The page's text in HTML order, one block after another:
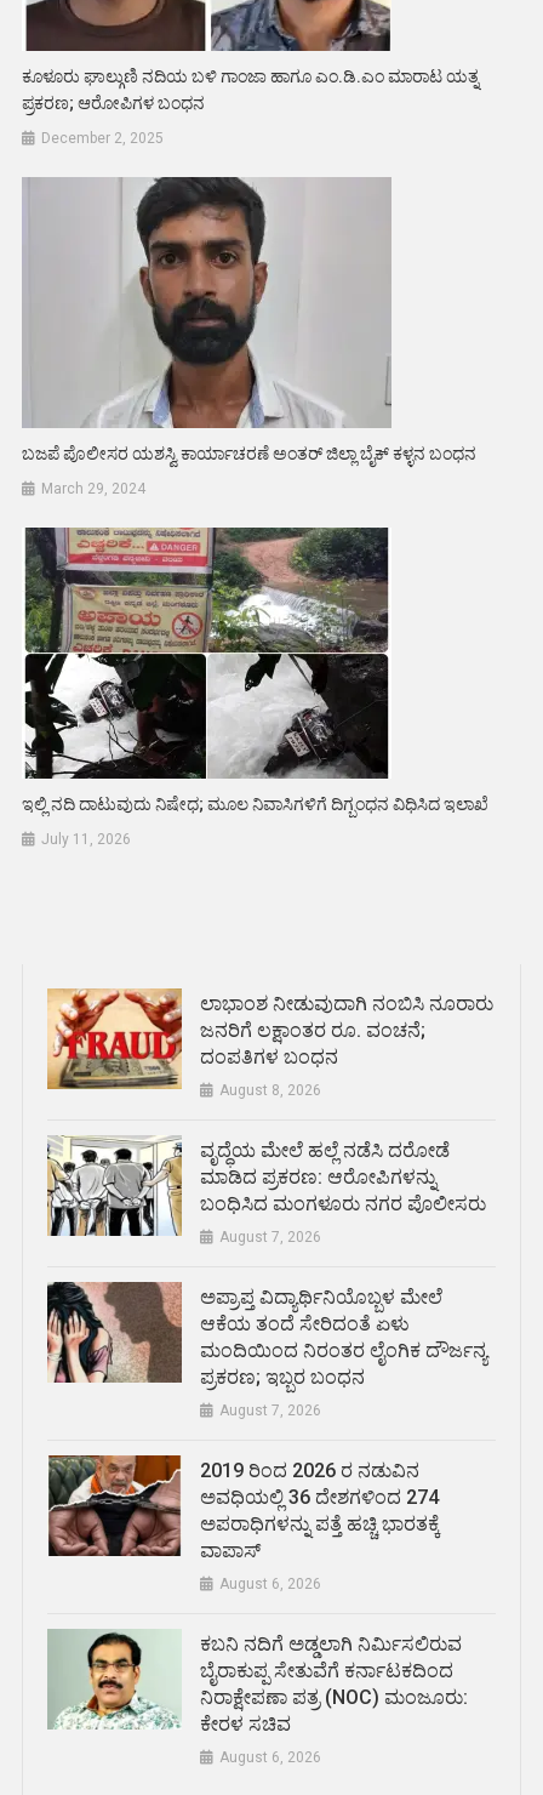
ಕೂಳೂರು ಘಾಲ್ಗುಣಿ ನದಿಯ ಬಳಿ ಗಾಂಜಾ ಹಾಗೂ ಎಂ.ಡಿ.ಎಂ ಮಾರಾಟ ಯತ್ನ
ಪ್ರಕರಣ; ಆರೋಪಿಗಳ ಬಂಧನ
December 2, 2025
ಬಜಪೆ ಪೊಲೀಸರ ಯಶಸ್ವಿ ಕಾರ್ಯಾಚರಣೆ ಅಂತರ್ ಜಿಲ್ಲಾ ಬೈಕ್ ಕಳ್ಳನ ಬಂಧನ
March 29, 2024
ಇಲ್ಲಿ ನದಿ ದಾಟುವುದು ನಿಷೇಧ; ಮೂಲ ನಿವಾಸಿಗಳಿಗೆ ದಿಗ್ಬಂಧನ ವಿಧಿಸಿದ ಇಲಾಖೆ
July 11, 2026
ಲಾಭಾಂಶ ನೀಡುವುದಾಗಿ ನಂಬಿಸಿ ನೂರಾರು
ಜನರಿಗೆ ಲಕ್ಷಾಂತರ ರೂ. ವಂಚನೆ;
ದಂಪತಿಗಳ ಬಂಧನ
August 8, 2026
ವೃದ್ಧೆಯ ಮೇಲೆ ಹಲ್ಲೆ ನಡೆಸಿ ದರೋಡೆ
ಮಾಡಿದ ಪ್ರಕರಣ: ಆರೋಪಿಗಳನ್ನು
ಬಂಧಿಸಿದ ಮಂಗಳೂರು ನಗರ ಪೊಲೀಸರು
August 7, 2026
ಅಪ್ರಾಪ್ತ ವಿದ್ಯಾರ್ಥಿನಿಯೊಬ್ಬಳ ಮೇಲೆ
ಆಕೆಯ ತಂದೆ ಸೇರಿದಂತೆ ಏಳು
ಮಂದಿಯಿಂದ ನಿರಂತರ ಲೈಂಗಿಕ ದೌರ್ಜನ್ಯ
ಪ್ರಕರಣ; ಇಬ್ಬರ ಬಂಧನ
August 7, 2026
2019 ರಿಂದ 2026 ರ ನಡುವಿನ
ಅವಧಿಯಲ್ಲಿ 36 ದೇಶಗಳಿಂದ 274
ಅಪರಾಧಿಗಳನ್ನು ಪತ್ತೆ ಹಚ್ಚಿ ಭಾರತಕ್ಕೆ
ವಾಪಾಸ್
August 6, 2026
ಕಬನಿ ನದಿಗೆ ಅಡ್ಡಲಾಗಿ ನಿರ್ಮಿಸಲಿರುವ
ಬೈರಾಕುಪ್ಪ ಸೇತುವೆಗೆ ಕರ್ನಾಟಕದಿಂದ
ನಿರಾಕ್ಷೇಪಣಾ ಪತ್ರ (NOC) ಮಂಜೂರು:
ಕೇರಳ ಸಚಿವ
August 6, 2026